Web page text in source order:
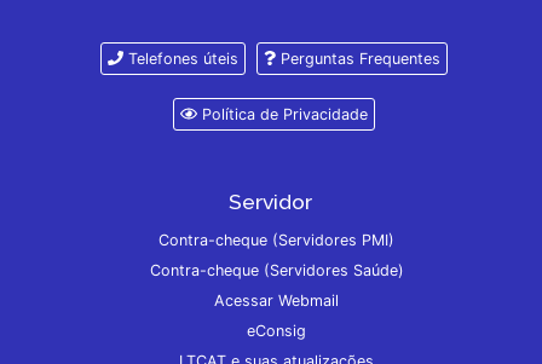
Telefones úteis Perguntas Frequentes
Política de Privacidade
Servidor
Contra-cheque (Servidores PMI)
Contra-cheque (Servidores Saúde)
Acessar Webmail
eConsig